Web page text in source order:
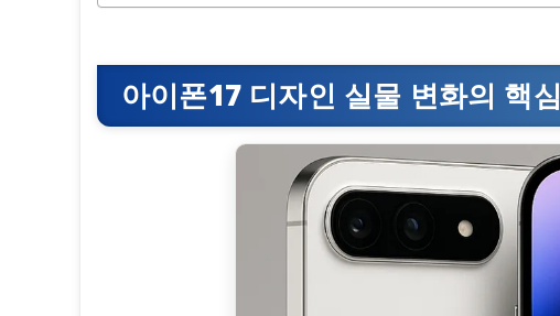
아이폰17 디자인 실물 변화의 핵심